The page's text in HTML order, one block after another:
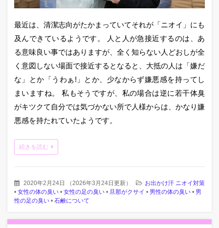
最近は、清潔志向がたかまっていてそれが「ニオイ」にも
及んできているようです。 人と人が急接近するのは、あ
る意味良い事ではありますが、全く知らない人どおしが全
く意図しない場面で接近するとなると、大抵の人は「嫌だ
な」とか「うわぁ!」とか、少なからず嫌悪感を持ってし
まいますね。 私もそうですが、私の場合は逆に若干体臭
がキツクて自分では気づかない所で人様からは、かなり嫌
悪感を持たれていたようです。
続きを読む
2020年2月24日 （2026年3月24日更新）
お出かけ汗 ニオイ対策
• 女性の体の臭い • 女性の足の臭い • 旦那がクサイ • 男性の体の臭い • 男
性の足の臭い • 石鹸について